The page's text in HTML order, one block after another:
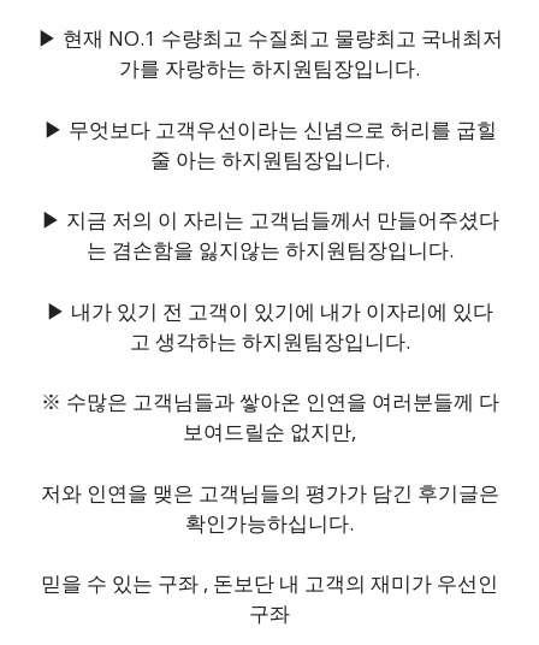
▶ 현재 NO.1 수량최고 수질최고 물량최고 국내최저
가를 자랑하는 하지원팀장입니다.
▶ 무엇보다 고객우선이라는 신념으로 허리를 굽힐
줄 아는 하지원팀장입니다.
▶ 지금 저의 이 자리는 고객님들께서 만들어주셨다
는 겸손함을 잃지않는 하지원팀장입니다.
▶ 내가 있기 전 고객이 있기에 내가 이자리에 있다
고 생각하는 하지원팀장입니다.
※ 수많은 고객님들과 쌓아온 인연을 여러분들께 다
보여드릴순 없지만,
저와 인연을 맺은 고객님들의 평가가 담긴 후기글은
확인가능하십니다.
믿을 수 있는 구좌 , 돈보단 내 고객의 재미가 우선인
구좌